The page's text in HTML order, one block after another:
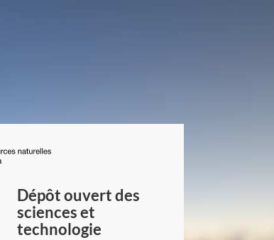
du
Canada
Dépôt ouvert des
sciences et
technologie